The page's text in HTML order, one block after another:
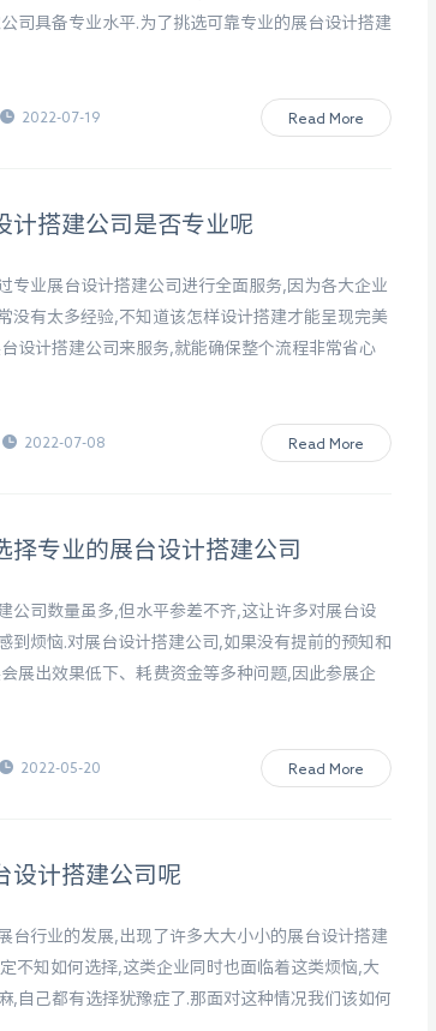
司具备专业水平.为了挑选可靠专业的展台设计搭建
2022-07-19 Read More
计搭建公司是否专业呢
专业展台设计搭建公司进行全面服务,因为各大企业
没有太多经验,不知道该怎样设计搭建才能呈现完美
设计搭建公司来服务,就能确保整个流程非常省心
2022-07-08 Read More
择专业的展台设计搭建公司
公司数量虽多,但水平参差不齐,这让许多对展台设
到烦恼.对展台设计搭建公司,如果没有提前的预知和
会展出效果低下、耗费资金等多种问题,因此参展企
2022-05-20 Read More
设计搭建公司呢
台行业的发展,出现了许多大大小小的展台设计搭建
不知如何选择,这类企业同时也面临着这类烦恼,大
,自己都有选择犹豫症了.那面对这种情况我们该如何